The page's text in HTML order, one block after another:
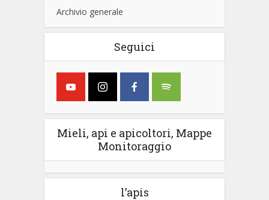
Archivio generale
Seguici
Mieli, api e apicoltori, Mappe
Monitoraggio
l’apis